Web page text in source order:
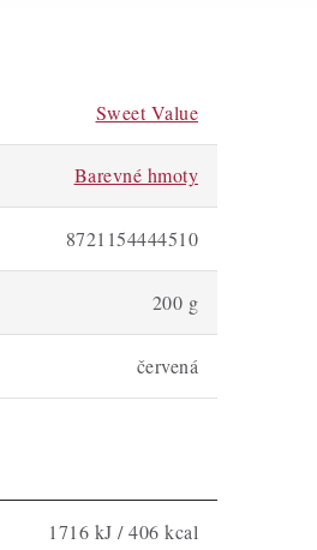
Sweet Value
Barevné hmoty
8721154444510
200 g
červená
1716 kJ / 406 kcal